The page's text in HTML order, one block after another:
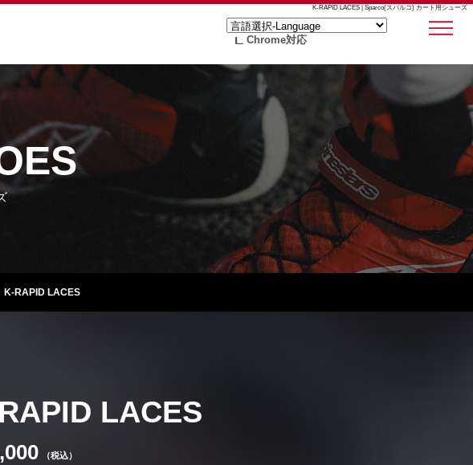
K-RAPID LACES | Sparco(スパルコ) カート用シューズ
Chrome対応
K-RAPID LACES
LACES
（税込）